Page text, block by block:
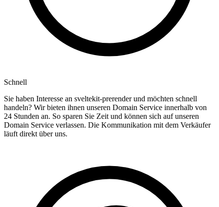
Schnell
Sie haben Interesse an sveltekit-prerender und möchten schnell
handeln? Wir bieten ihnen unseren Domain Service innerhalb von
24 Stunden an. So sparen Sie Zeit und können sich auf unseren
Domain Service verlassen. Die Kommunikation mit dem Verkäufer
läuft direkt über uns.